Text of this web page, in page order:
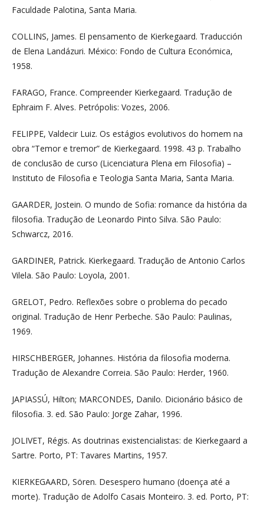
Faculdade Palotina, Santa Maria.
COLLINS, James. El pensamento de Kierkegaard. Traducción
de Elena Landázuri. México: Fondo de Cultura Económica,
1958.
FARAGO, France. Compreender Kierkegaard. Tradução de
Ephraim F. Alves. Petrópolis: Vozes, 2006.
FELIPPE, Valdecir Luiz. Os estágios evolutivos do homem na
obra “Temor e tremor” de Kierkegaard. 1998. 43 p. Trabalho
de conclusão de curso (Licenciatura Plena em Filosofia) –
Instituto de Filosofia e Teologia Santa Maria, Santa Maria.
GAARDER, Jostein. O mundo de Sofia: romance da história da
filosofia. Tradução de Leonardo Pinto Silva. São Paulo:
Schwarcz, 2016.
GARDINER, Patrick. Kierkegaard. Tradução de Antonio Carlos
Vilela. São Paulo: Loyola, 2001.
GRELOT, Pedro. Reflexões sobre o problema do pecado
original. Tradução de Henr Perbeche. São Paulo: Paulinas,
1969.
HIRSCHBERGER, Johannes. História da filosofia moderna.
Tradução de Alexandre Correia. São Paulo: Herder, 1960.
JAPIASSÚ, Hilton; MARCONDES, Danilo. Dicionário básico de
filosofia. 3. ed. São Paulo: Jorge Zahar, 1996.
JOLIVET, Régis. As doutrinas existencialistas: de Kierkegaard a
Sartre. Porto, PT: Tavares Martins, 1957.
KIERKEGAARD, Sören. Desespero humano (doença até a
morte). Tradução de Adolfo Casais Monteiro. 3. ed. Porto, PT: